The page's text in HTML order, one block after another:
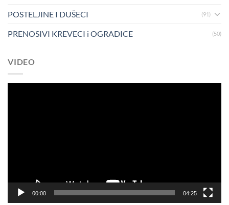
POSTELJINE I DUŠECI (91)
PRENOSIVI KREVECI i OGRADICE (50)
VIDEO
00:00 04:25